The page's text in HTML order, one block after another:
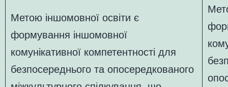
Метою іншомовної освіти є
формування іншомовної
комунікативної компетентності для
безпосереднього та опосередкованого